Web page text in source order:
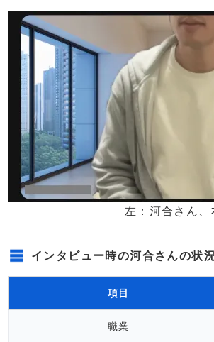
左：河合さん
インタビュー時の河合さんの状
項目
職業